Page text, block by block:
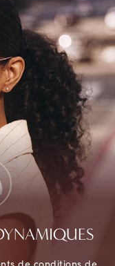
de conditions de